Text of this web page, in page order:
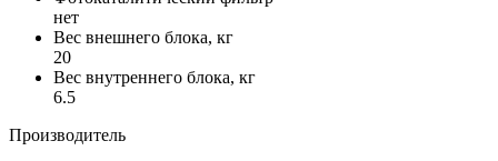
нет
Вес внешнего блока, кг
20
Вес внутреннего блока, кг
6.5
Производитель